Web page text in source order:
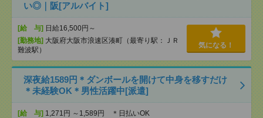
い◎｜阪[アルバイト]
[給 与] 日給16,500円～
[勤務地] 大阪府大阪市浪速区湊町（最寄り駅：ＪＲ
難波駅）
気になる！
深夜給1589円＊ダンボールを開けて中身を移すだけ
＊未経験OK＊男性活躍中[派遣]
[給 与] 1,271円 ～1,589円 ＊日払いOK